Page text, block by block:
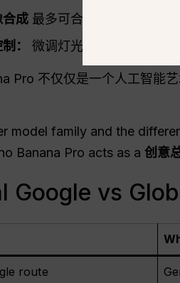
合成 最多可合并 14 张图片，
：
微调灯光、焦距、摄影角
Pro 不仅仅是一个人工智能
model family and the
Banana Pro acts as a 创意
Google vs
route